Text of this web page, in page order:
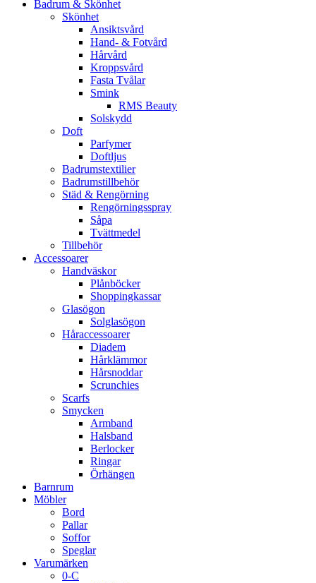
Badrum & Skönhet
Skönhet
Ansiktsvård
Hand- & Fotvård
Hårvård
Kroppsvård
Fasta Tvålar
Smink
RMS Beauty
Solskydd
Doft
Parfymer
Doftljus
Badrumstextilier
Badrumstillbehör
Städ & Rengörning
Rengörningsspray
Såpa
Tvättmedel
Tillbehör
Accessoarer
Handväskor
Plånböcker
Shoppingkassar
Glasögon
Solglasögon
Håraccessoarer
Diadem
Hårklämmor
Hårsnoddar
Scrunchies
Scarfs
Smycken
Armband
Halsband
Berlocker
Ringar
Örhängen
Barnrum
Möbler
Bord
Pallar
Soffor
Speglar
Varumärken
0-C